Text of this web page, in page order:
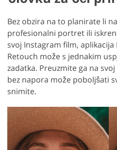
Bez obzira na to planirate li
profesionalni portret ili
svoj Instagram film,
Retouch može s jednakim
zadatka. Preuzmite ga na
bez napora može poboljšati
snimite.